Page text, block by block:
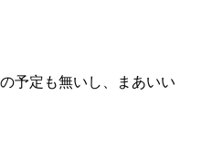
予定も無いし、まあいい